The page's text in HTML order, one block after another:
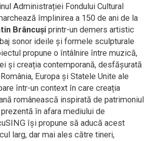
Administrației Fondului Cultural
împlinirea a 150 de ani de la
Brâncuși printr-un demers artistic
sonor ideile și formele sculpturale
propune o întâlnire între muzică,
și creația contemporană, desfășurată
Europa și Statele Unite ale
într-un context în care creația
românească inspirată de patrimoniul
în afara mediului de
își propune să aducă acest
larg, dar mai ales către tineri,